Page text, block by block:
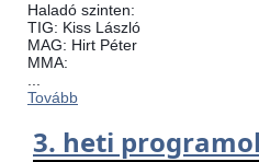
Haladó szinten:
TIG: Kiss László
MAG: Hirt Péter
MMA:
Tovább
3. heti